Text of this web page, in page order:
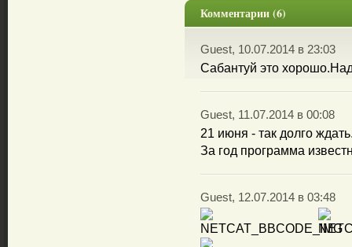
Комментарии (6)
Guest, 10.07.2014 в 23:03
Сабантуй это
Guest, 11.07.2014 в 00:08
21 июня - так долго
За год программа
Guest, 12.07.2014 в 03:48